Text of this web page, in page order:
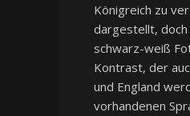
Königreich zu
dargestellt, doch
schwarz-weiß
Kontrast, der
und England
vorhandenen